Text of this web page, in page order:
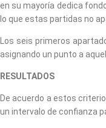
en su mayoría dedica
lo que estas partidas no
Los seis primeros
asignando un punto a
RESULTADOS
De acuerdo a estos
un intervalo de confianza